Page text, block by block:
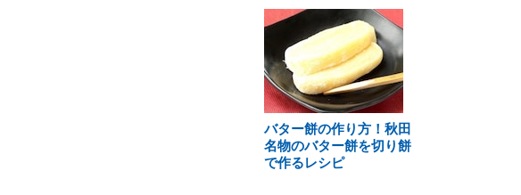
バター餅の作り方！秋田
名物のバター餅を切り餅
で作るレシピ